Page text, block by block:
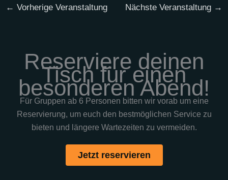
← Vorherige Veranstaltung Nächste Veranstaltung →
Reserviere deinen
Tisch für einen
besonderen Abend!
Für Gruppen ab 6 Personen bitten wir vorab um eine
Reservierung, um euch den bestmöglichen Service zu
bieten und längere Wartezeiten zu vermeiden.
Jetzt reservieren